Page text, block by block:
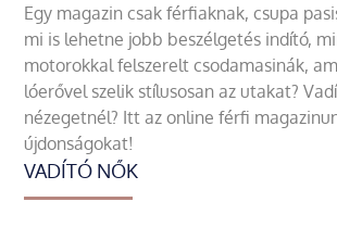
Egy magazin csak férfiaknak, csupa
mi is lehetne jobb beszélgetés indító,
motorokkal felszerelt csodamasinák,
lóerővel szelik stílusosan az utakat?
nézegetnél? Itt az online férfi
újdonságokat!
VADÍTÓ NŐK